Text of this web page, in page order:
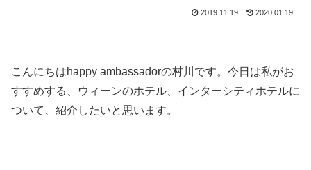
2019.11.19 2020.01.19
こんにちはhappy ambassadorの村川です。今日は私がお
すすめする、ウィーンのホテル、インターシティホテルに
ついて、紹介したいと思います。